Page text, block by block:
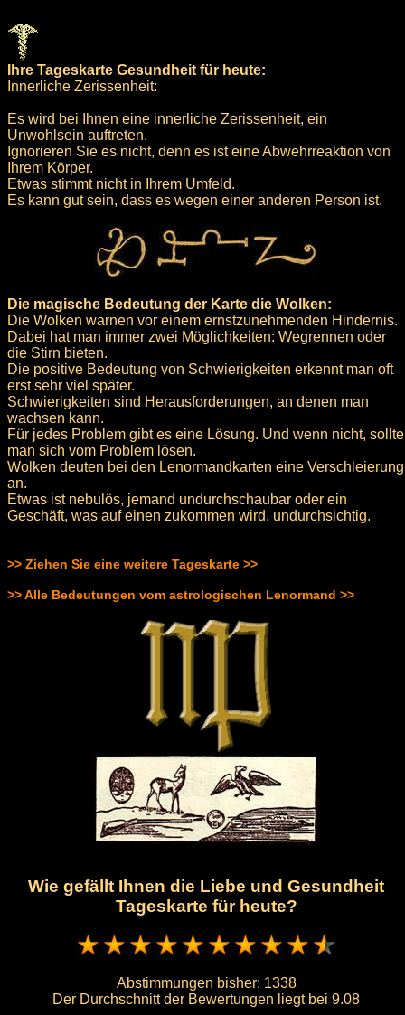
Ihre Tageskarte Gesundheit für heute:
Innerliche Zerissenheit:
Es wird bei Ihnen eine innerliche Zerissenheit, ein
Unwohlsein auftreten.
Ignorieren Sie es nicht, denn es ist eine Abwehrreaktion von
Ihrem Körper.
Etwas stimmt nicht in Ihrem Umfeld.
Es kann gut sein, dass es wegen einer anderen Person ist.
Die magische Bedeutung der Karte die Wolken:
Die Wolken warnen vor einem ernstzunehmenden Hindernis.
Dabei hat man immer zwei Möglichkeiten: Wegrennen oder
die Stirn bieten.
Die positive Bedeutung von Schwierigkeiten erkennt man oft
erst sehr viel später.
Schwierigkeiten sind Herausforderungen, an denen man
wachsen kann.
Für jedes Problem gibt es eine Lösung. Und wenn nicht, sollte
man sich vom Problem lösen.
Wolken deuten bei den Lenormandkarten eine Verschleierung
an.
Etwas ist nebulös, jemand undurchschaubar oder ein
Geschäft, was auf einen zukommen wird, undurchsichtig.
>> Ziehen Sie eine weitere Tageskarte >>
>> Alle Bedeutungen vom astrologischen Lenormand >>
Wie gefällt Ihnen die Liebe und Gesundheit
Tageskarte für heute?
Abstimmungen bisher: 1338
Der Durchschnitt der Bewertungen liegt bei 9.08